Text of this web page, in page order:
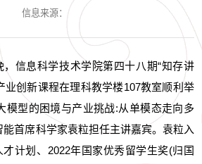
信息来源：
，信息科学技术学院第四十八期“知存讲
业创新课程在理科教学楼107教室顺利举
模型的困境与产业挑战:从单模态走向多
能首席科学家袁粒担任主讲嘉宾。袁粒入
计划、2022年国家优秀留学生奖(归国